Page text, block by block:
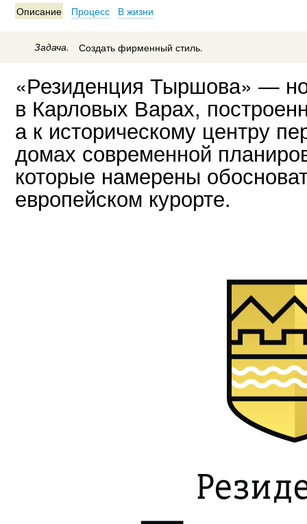
Описание Процесс В жизни
Задача. Создать фирменный стиль.
«Резиденция Тыршова» —
в Карловых Варах,
а к историческому центру
домах современной
которые намерены
европейском курорте.